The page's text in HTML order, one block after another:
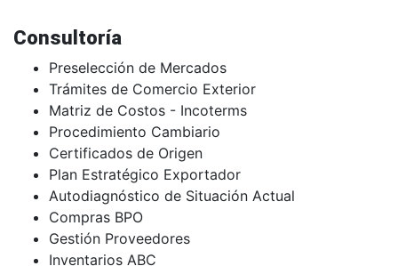
Consultoría
Preselección de Mercados
Trámites de Comercio Exterior
Matriz de Costos - Incoterms
Procedimiento Cambiario
Certificados de Origen
Plan Estratégico Exportador
Autodiagnóstico de Situación Actual
Compras BPO
Gestión Proveedores
Inventarios ABC